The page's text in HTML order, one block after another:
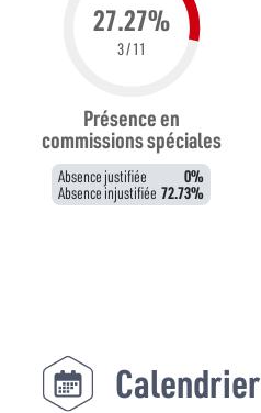
27.27%
3 / 11
Présence en
commissions spéciales
Absence justifiée 0%
Absence injustifiée 72.73%
Calendrier